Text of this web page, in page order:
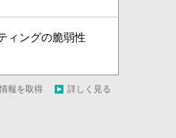
ィングの脆弱性
報を取得 詳しく見る